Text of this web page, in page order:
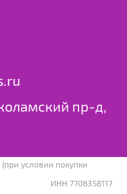
пр-д,
условии покупки
ИНН 7708358117